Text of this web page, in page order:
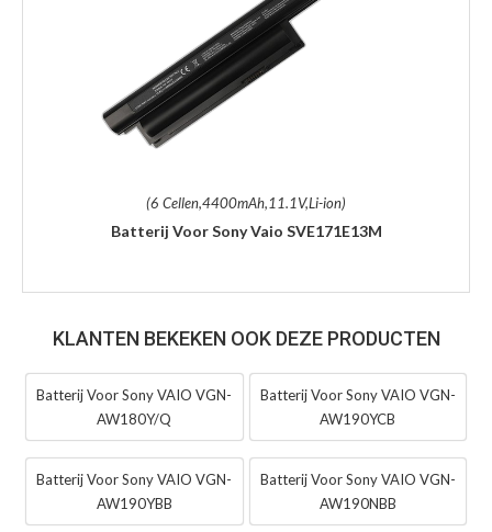
(6 Cellen,4400mAh,11.1V,Li-ion)
Batterij Voor Sony Vaio SVE171E13M
KLANTEN BEKEKEN OOK DEZE PRODUCTEN
Batterij Voor Sony VAIO VGN-
AW180Y/Q
Batterij Voor Sony VAIO VGN-
AW190YCB
Batterij Voor Sony VAIO VGN-
AW190YBB
Batterij Voor Sony VAIO VGN-
AW190NBB